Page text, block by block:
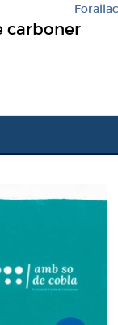
Forallac
carboner